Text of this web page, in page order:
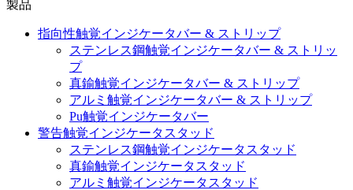
製品
指向性触覚インジケータバー & ストリップ
ステンレス鋼触覚インジケータバー & ストリッ
プ
真鍮触覚インジケータバー & ストリップ
アルミ触覚インジケータバー & ストリップ
Pu触覚インジケータバー
警告触覚インジケータスタッド
ステンレス鋼触覚インジケータスタッド
真鍮触覚インジケータスタッド
アルミ触覚インジケータスタッド